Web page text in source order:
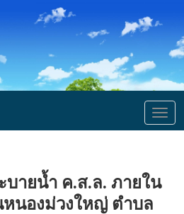
บายน้ำ ค.ส.ล. ภายใน
นองม่วงใหญ่ ตำบล